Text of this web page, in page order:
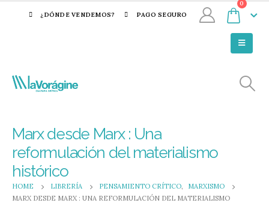
¿DÓNDE VENDEMOS? PAGO SEGURO
0
Marx desde Marx : Una
reformulación del materialismo
histórico
HOME LIBRERÍA PENSAMIENTO CRÍTICO,
MARXISMO
MARX DESDE MARX : UNA REFORMULACIÓN DEL MATERIALISMO